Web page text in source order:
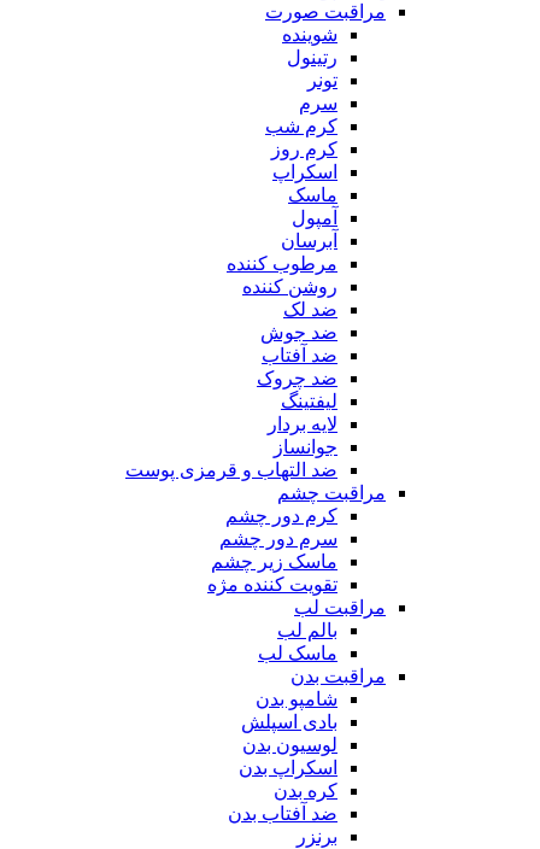
مراقبت صورت
شوینده
رتینول
تونر
سرم
کرم شب
کرم روز
اسکراپ
ماسک
آمپول
آبرسان
مرطوب کننده
روشن کننده
ضد لک
ضد جوش
ضد آفتاب
ضد چروک
لیفتینگ
لایه بردار
جوانساز
ضد التهاب و قرمزی پوست
مراقبت چشم
کرم دور چشم
سرم دور چشم
ماسک زیر چشم
تقویت کننده مژه
مراقبت لب
بالم لب
ماسک لب
مراقبت بدن
شامپو بدن
بادی اسپلش
لوسیون بدن
اسکراپ بدن
کره بدن
ضد آفتاب بدن
برنزر